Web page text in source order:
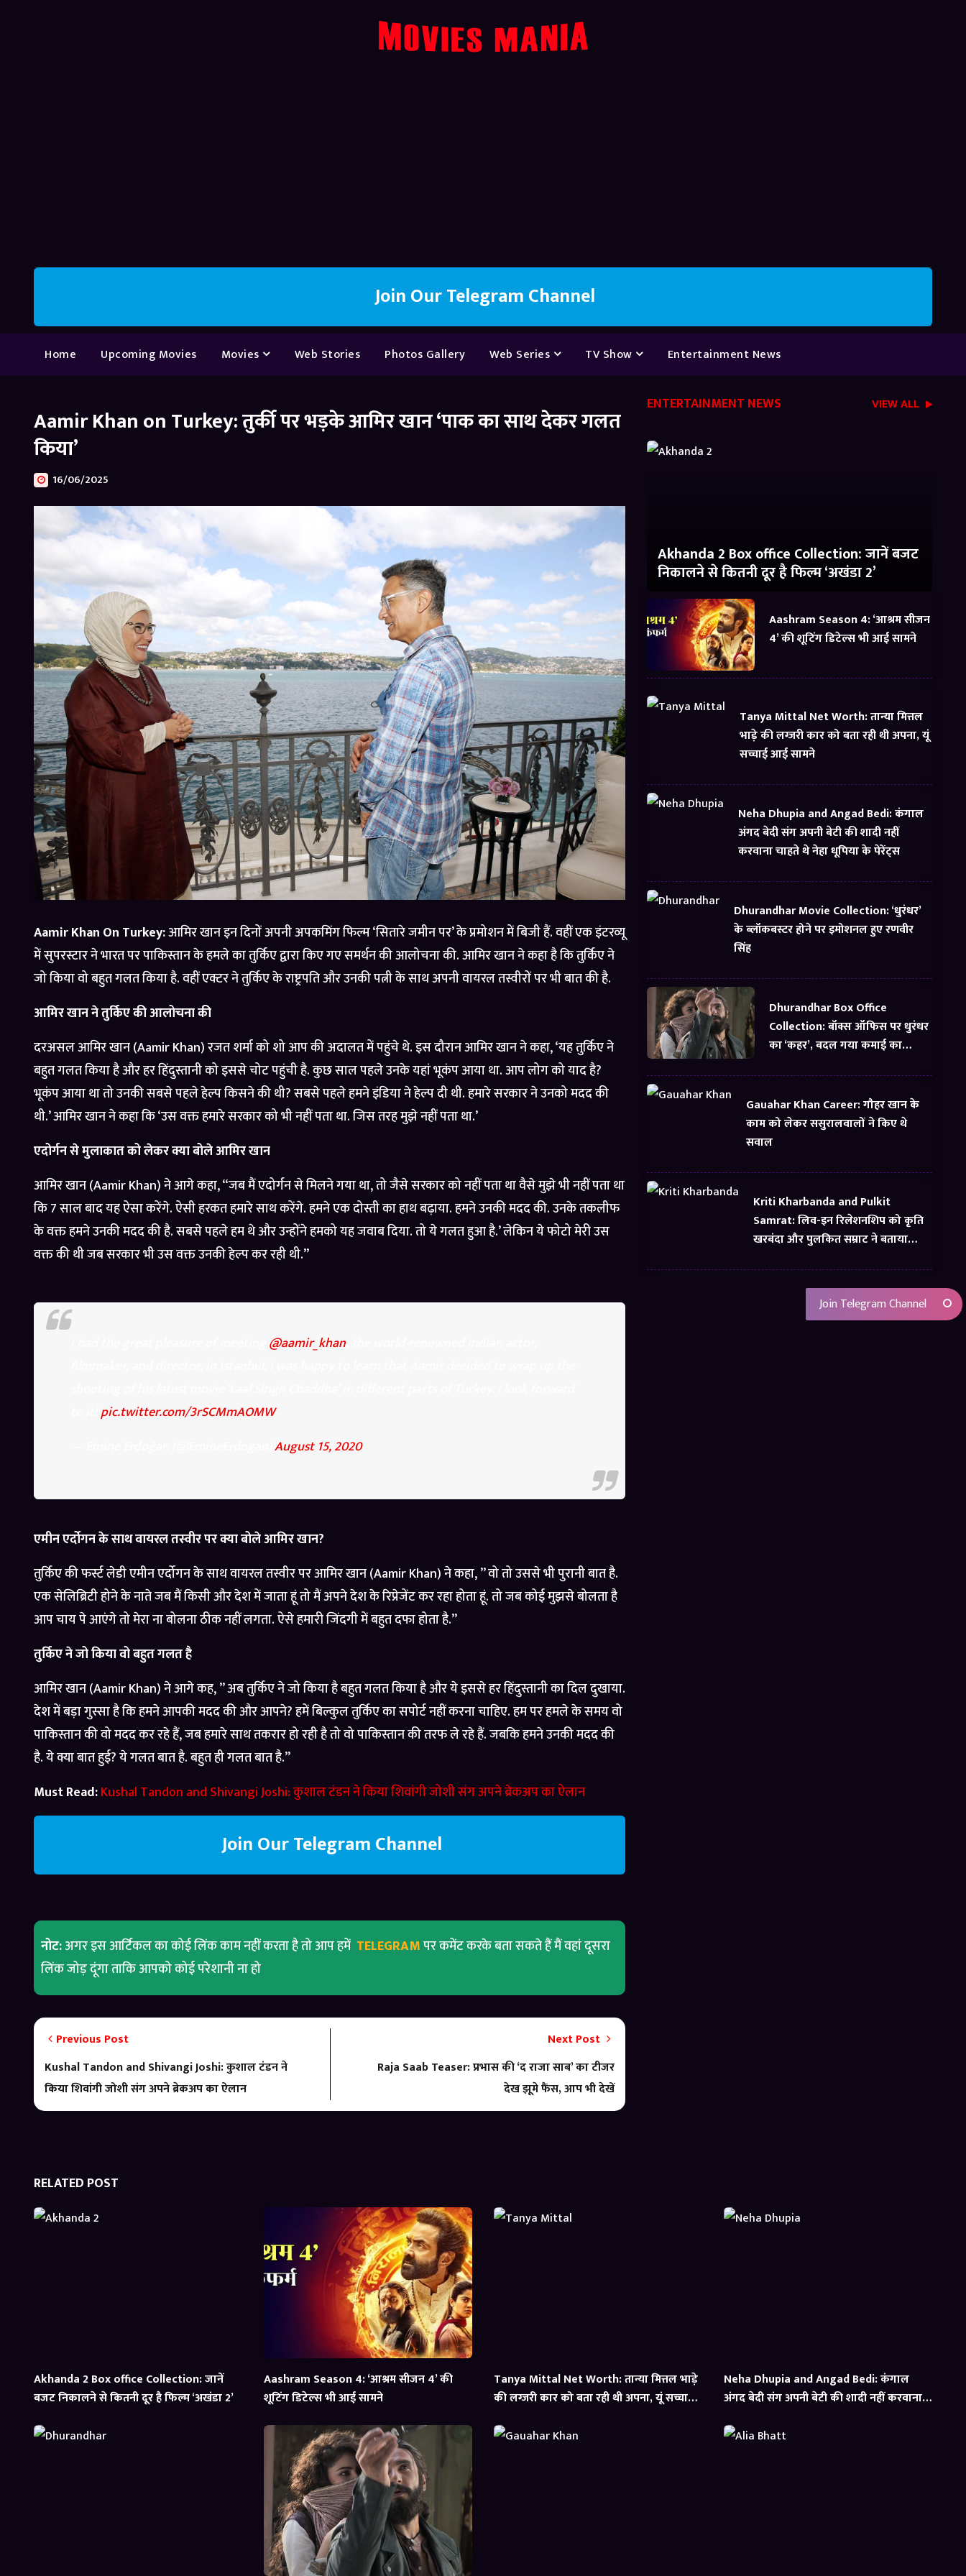
Join Our Telegram Channel
Home Upcoming Movies Movies Web Stories Photos Gallery Web Series TV Show Entertainment News
Aamir Khan on Turkey: तुर्की पर भड़के आमिर खान ‘पाक का साथ देकर गलत
किया’
16/06/2025
Aamir Khan On Turkey:आमिर खान इन दिनों अपनी अपकमिंग फिल्म ‘सितारे जमीन पर’ के प्रमोशन में बिजी हैं. वहीं एक इंटरव्यू
में सुपरस्टार ने भारत पर पाकिस्तान के हमले का तुर्किए द्वारा किए गए समर्थन की आलोचना की. आमिर खान ने कहा है कि तुर्किए ने
जो किया वो बहुत गलत किया है. वहीं एक्टर ने तुर्किए के राष्ट्रपति और उनकी पत्नी के साथ अपनी वायरल तस्वीरों पर भी बात की है.
आमिर खान ने तुर्किए की आलोचना की
दरअसल आमिर खान (Aamir Khan) रजत शर्मा को शो आप की अदालत में पहुंचे थे. इस दौरान आमिर खान ने कहा, ‘यह तुर्किए ने
बहुत गलत किया है और हर हिंदुस्तानी को इससे चोट पहुंची है. कुछ साल पहले उनके यहां भूकंप आया था. आप लोग को याद है?
भूकंप आया था तो उनकी सबसे पहले हेल्प किसने की थी? सबसे पहले हमने इंडिया ने हेल्प दी थी. हमारे सरकार ने उनको मदद की
थी.’ आमिर खान ने कहा कि ‘उस वक्त हमारे सरकार को भी नहीं पता था. जिस तरह मुझे नहीं पता था.’
एदोर्गन से मुलाकात को लेकर क्या बोले आमिर खान
आमिर खान (Aamir Khan) ने आगे कहा, “जब मैं एदोर्गन से मिलने गया था, तो जैसे सरकार को नहीं पता था वैसे मुझे भी नहीं पता था
कि 7 साल बाद यह ऐसा करेंगे. ऐसी हरकत हमारे साथ करेंगे. हमने एक दोस्ती का हाथ बढ़ाया. हमने उनकी मदद की. उनके तकलीफ
के वक्त हमने उनकी मदद की है. सबसे पहले हम थे और उन्होंने हमको यह जवाब दिया. तो ये गलत हुआ है.’ लेकिन ये फोटो मेरी उस
वक्त की थी जब सरकार भी उस वक्त उनकी हेल्प कर रही थी.”
@aamir_khan, the world-renowned Indian actor,
pic.twitter.com/3rSCMmAOMW
August 15, 2020
एमीन एर्दोगन के साथ वायरल तस्वीर पर क्या बोले आमिर खान?
तुर्किए की फर्स्ट लेडी एमीन एर्दोगन के साथ वायरल तस्वीर पर आमिर खान (Aamir Khan) ने कहा, ” वो तो उससे भी पुरानी बात है.
एक सेलिब्रिटी होने के नाते जब मैं किसी और देश में जाता हूं तो मैं अपने देश के रिप्रेजेंट कर रहा होता हूं. तो जब कोई मुझसे बोलता है
आप चाय पे आएंगे तो मेरा ना बोलना ठीक नहीं लगता. ऐसे हमारी जिंदगी में बहुत दफा होता है.”
तुर्किए ने जो किया वो बहुत गलत है
आमिर खान (Aamir Khan) ने आगे कह, ” अब तुर्किए ने जो किया है बहुत गलत किया है और ये इससे हर हिंदुस्तानी का दिल दुखाया.
देश में बड़ा गुस्सा है कि हमने आपकी मदद की और आपने? हमें बिल्कुल तुर्किए का सपोर्ट नहीं करना चाहिए. हम पर हमले के समय वो
पाकिस्तान की वो मदद कर रहे हैं, जब हमारे साथ तकरार हो रही है तो वो पाकिस्तान की तरफ ले रहे हैं. जबकि हमने उनकी मदद की
है. ये क्या बात हुई? ये गलत बात है. बहुत ही गलत बात है.”
Must Read:Kushal Tandon and Shivangi Joshi: कुशाल टंडन ने किया शिवांगी जोशी संग अपने ब्रेकअप का ऐलान
Join Our Telegram Channel
नोट:अगर इस आर्टिकल का कोई लिंक काम नहीं करता है तो आप हमें TELEGRAMपर कमेंट करके बता सकते हैं मैं वहां दूसरा
लिंक जोड़ दूंगा ताकि आपको कोई परेशानी ना हो
Previous Post
Kushal Tandon and Shivangi Joshi: कुशाल टंडन ने
किया शिवांगी जोशी संग अपने ब्रेकअप का ऐलान
Next Post
Raja Saab Teaser: प्रभास की ‘द राजा साब’ का टीजर
देख झूमे फैंस, आप भी देखें
ENTERTAINMENT NEWS VIEW ALL
Akhanda 2 Box office Collection: जानें बजट
निकालने से कितनी दूर है फिल्म ‘अखंडा 2’
Aashram Season 4: ‘आश्रम सीजन
4’ की शूटिंग डिटेल्स भी आई सामने
Tanya Mittal Net Worth: तान्या मित्तल
भाड़े की लग्जरी कार को बता रही थी अपना, यूं
सच्चाई आई सामने
Neha Dhupia and Angad Bedi: कंगाल
अंगद बेदी संग अपनी बेटी की शादी नहीं
करवाना चाहते थे नेहा धूपिया के पेरेंट्स
Dhurandhar Movie Collection: ‘धुरंधर’
के ब्लॉकबस्टर होने पर इमोशनल हुए रणवीर
सिंह
Dhurandhar Box Office
Collection: बॉक्स ऑफिस पर धुरंधर
का ‘कहर’, बदल गया कमाई का
Gauahar Khan Career: गौहर खान के
काम को लेकर ससुरालवालों ने किए थे
सवाल
Kriti Kharbanda and Pulkit
Samrat: लिव-इन रिलेशनशिप को कृति
खरबंदा और पुलकित सम्राट ने बताया
RELATED POST
Akhanda 2 Box office Collection: जानें
बजट निकालने से कितनी दूर है फिल्म ‘अखंडा 2’
Aashram Season 4: ‘आश्रम सीजन 4’ की
शूटिंग डिटेल्स भी आई सामने
Tanya Mittal Net Worth: तान्या मित्तल भाड़े
की लग्जरी कार को बता रही थी अपना, यूं सच्चाई
Neha Dhupia and Angad Bedi: कंगाल
अंगद बेदी संग अपनी बेटी की शादी नहीं करवाना
Join Telegram Channel